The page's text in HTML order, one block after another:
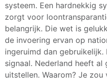
systeem. Een hardnekkig
zorgt voor
belangrijk. Die wet is
de invoering ervan op
ingeruimd dan
signaal. Nederland heeft al
uitstellen. Waarom? Je